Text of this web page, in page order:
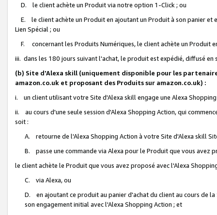
D. le client achète un Produit via notre option 1-Click ; ou
E. le client achète un Produit en ajoutant un Produit à son panier et
Lien Spécial ; ou
F. concernant les Produits Numériques, le client achète un Produit
iii. dans les 180 jours suivant l'achat, le produit est expédié, diffusé
(b) Site d'Alexa skill (uniquement disponible pour les
amazon.co.uk et proposant des Produits sur amazon.co.uk) :
i. un client utilisant votre Site d'Alexa skill engage une Alexa
ii. au cours d'une seule session d'Alexa Shopping Action, qui
soit :
A. retourne de l'Alexa Shopping Action à votre Site d'Alexa skill
B. passe une commande via Alexa pour le Produit que vous avez
le client achète le Produit que vous avez proposé avec l'Alexa
C. via Alexa, ou
D. en ajoutant ce produit au panier d'achat du client au cours de
son engagement initial avec l'Alexa Shopping Action ; et